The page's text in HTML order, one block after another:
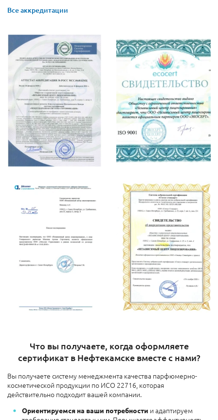
Все аккредитации
Что вы получаете, когда оформляете
сертификат в Нефтекамске вместе с нами?
Вы получаете систему менеджмента качества парфюмерно-
косметической продукции по ИСО 22716, которая
действительно подходит вашей компании.
Ориентируемся на ваши потребности и адаптируем